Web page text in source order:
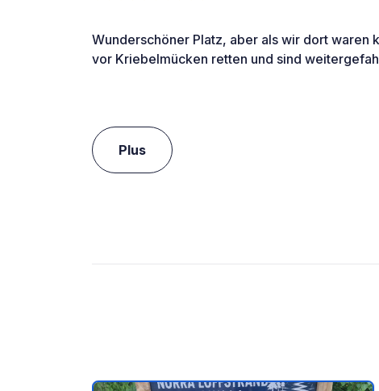
Wunderschöner Platz, aber als wir dort waren
vor Kriebelmücken retten und sind
Plus